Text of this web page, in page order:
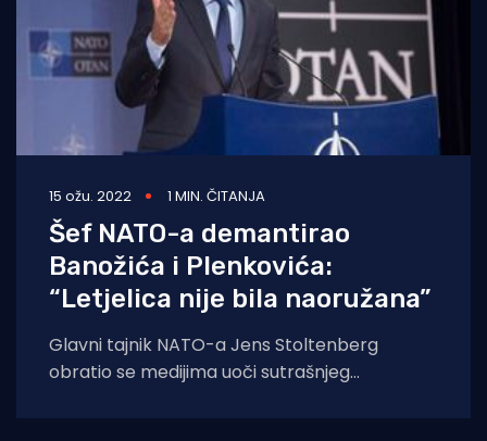
15 ožu. 2022 1 MIN. ČITANJA
Šef NATO-a demantirao
Banožića i Plenkovića:
“Letjelica nije bila naoružana”
Glavni tajnik NATO-a Jens Stoltenberg
obratio se medijima uoči sutrašnjeg